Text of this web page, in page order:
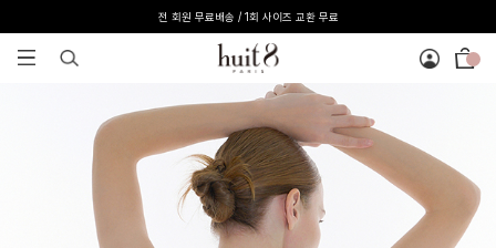
전 회원 무료배송 / 1회 사이즈 교환 무료